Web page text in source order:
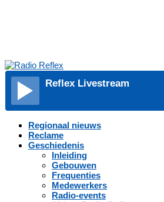
Reflex Livestream
Regionaal nieuws
Reclame
Geschiedenis
Inleiding
Gebouwen
Frequenties
Medewerkers
Radio-events